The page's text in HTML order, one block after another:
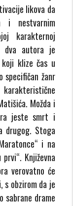
likova da
nestvarnim
karakternoj
dva autora je
koji klize čas u
žanr
karakteristične
Možda i
jeste smrt i
drugog. Stoga
i na
Književna
verovatno će
s obzirom da je
sabrane drame